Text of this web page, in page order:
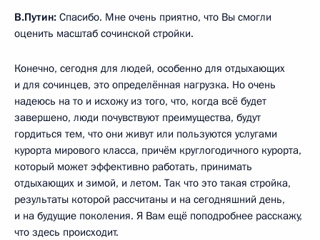
В.Путин: Спасибо. Мне очень приятно, что Вы смогли
оценить масштаб сочинской стройки.
Конечно, сегодня для людей, особенно для отдыхающих
и для сочинцев, это определённая нагрузка. Но очень
надеюсь на то и исхожу из того, что, когда всё будет
завершено, люди почувствуют преимущества, будут
гордиться тем, что они живут или пользуются услугами
курорта мирового класса, причём круглогодичного курорта,
который может эффективно работать, принимать
отдыхающих и зимой, и летом. Так что это такая стройка,
результаты которой рассчитаны и на сегодняшний день,
и на будущие поколения. Я Вам ещё поподробнее расскажу,
что здесь происходит.